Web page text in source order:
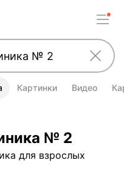
Картинки Видео
№ 2
для взрослых